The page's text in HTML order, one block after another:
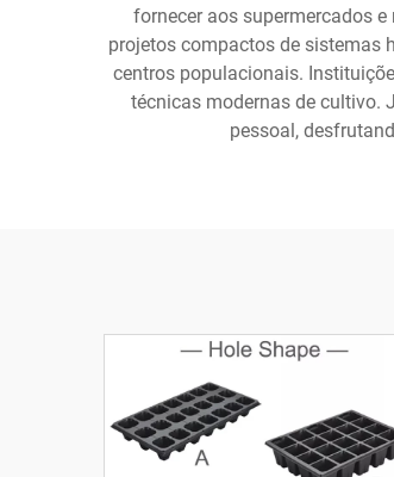
fornecer aos supermercados
projetos compactos de sistemas
centros populacionais.
técnicas modernas de cultivo.
pessoal,